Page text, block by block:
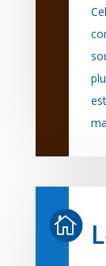
